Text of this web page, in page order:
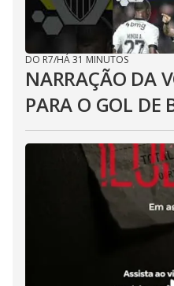
DO R7/HÁ 31 MINUTOS
NARRAÇÃO DA
PARA O GOL DE